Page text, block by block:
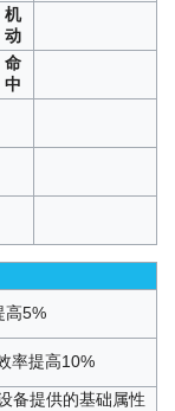
机
动
命
中
高5%
率提高10%
备提供的基础属性